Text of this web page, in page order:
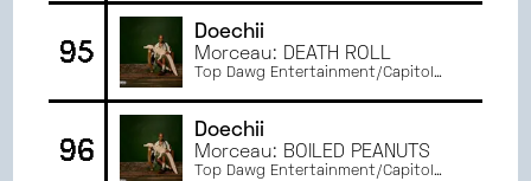
95
Doechii
Morceau: DEATH ROLL
Top Dawg Entertainment/Capitol
96
Doechii
Morceau: BOILED PEANUTS
Top Dawg Entertainment/Capitol